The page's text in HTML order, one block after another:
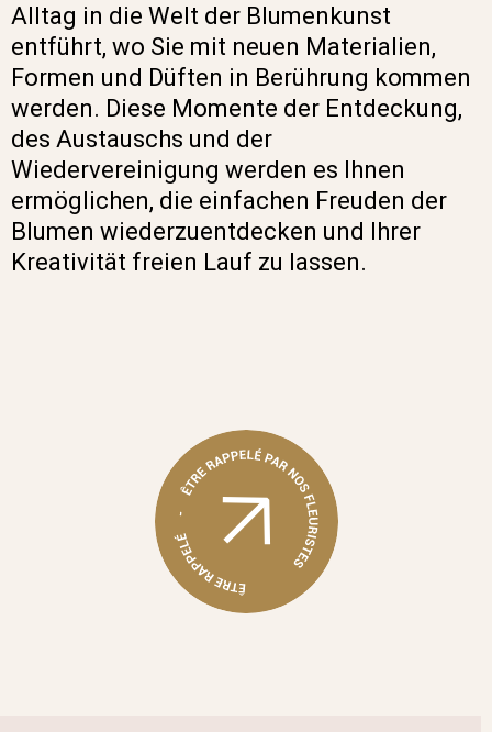
Alltag in die Welt der Blumenkunst
entführt, wo Sie mit neuen Materialien,
Formen und Düften in Berührung kommen
werden. Diese Momente der Entdeckung,
des Austauschs und der
Wiedervereinigung werden es Ihnen
ermöglichen, die einfachen Freuden der
Blumen wiederzuentdecken und Ihrer
Kreativität freien Lauf zu lassen.